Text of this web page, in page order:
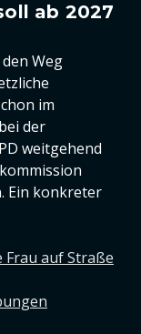
ab 2027
Weg
im
der
weitgehend
Ein konkreter
auf Straße